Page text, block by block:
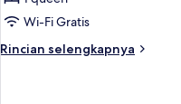
Standard
Queen
Wi-Fi Gratis
Rincian selengkapnya
Rincian